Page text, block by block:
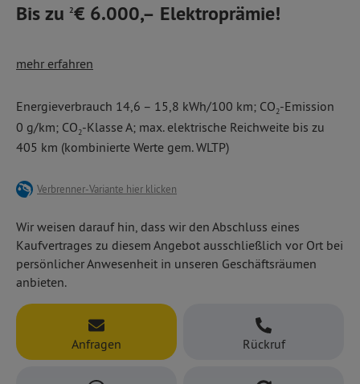
Bis zu 2€ 6.000,– Elektroprämie!
Bestsellers – mit Automatik-Elektroantrieb und einem sehr
Modellreihe bietet viele attraktive Aussstattungsvarianten,
hier z. B. serienmäßig mit
Klimaautomatik,
Mode-2-Ladekabel,
Tempomat,
Quickheat Schnellheizsystem
und vielem mehr.
mehr erfahren
Energieverbrauch 14,6 – 15,8 kWh/100 km; CO2-Emission
0 g/km; CO2-Klasse A; max. elektrische Reichweite bis zu
405 km (kombinierte Werte gem. WLTP)
Verbrenner-Variante hier klicken
Wir weisen darauf hin, dass wir den Abschluss eines
Kaufvertrages zu diesem Angebot ausschließlich vor Ort bei
persönlicher Anwesenheit in unseren Geschäftsräumen
anbieten.
Anfragen Rückruf